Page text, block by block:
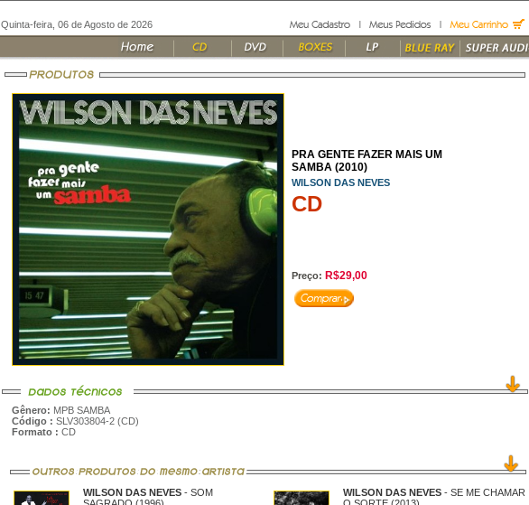
Quinta-feira, 06 de Agosto de 2026
PRA GENTE FAZER MAIS UM
SAMBA (2010)
WILSON DAS NEVES
CD
Preço: R$29,00
Gênero: MPB SAMBA
Código : SLV303804-2 (CD)
Formato : CD
WILSON DAS NEVES - SOM
WILSON DAS NEVES - SE ME CHAMAR